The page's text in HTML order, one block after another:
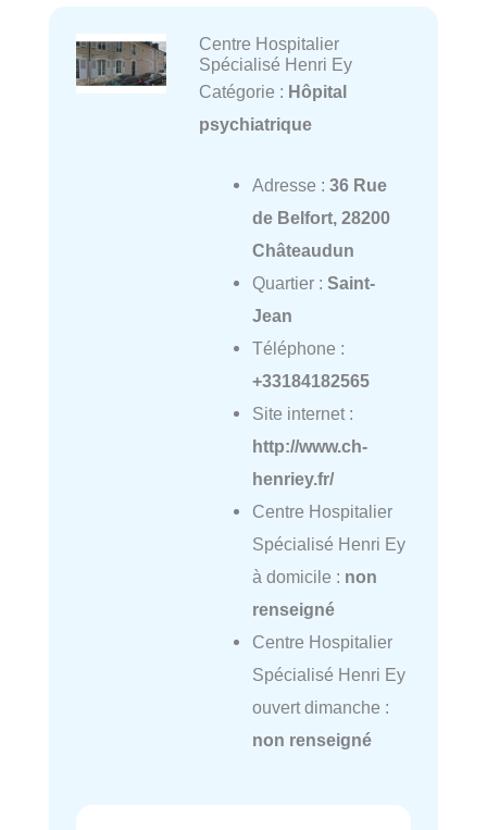
Centre Hospitalier
Spécialisé Henri Ey
Catégorie : Hôpital
psychiatrique
Adresse : 36 Rue
de Belfort, 28200
Châteaudun
Quartier : Saint-
Jean
Téléphone :
+33184182565
Site internet :
http://www.ch-
henriey.fr/
Centre Hospitalier
Spécialisé Henri Ey
à domicile : non
renseigné
Centre Hospitalier
Spécialisé Henri Ey
ouvert dimanche :
non renseigné